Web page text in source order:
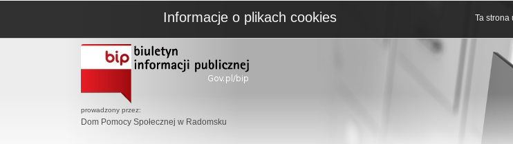
prowadzony przez:
Dom Pomocy Społecznej w Radomsku
Informacje o plikach cookies Ta strona